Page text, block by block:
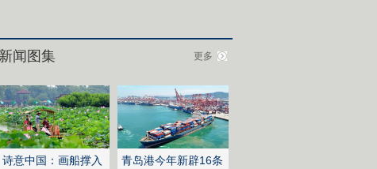
新闻图集 更多
诗意中国：画船撑入
青岛港今年新辟16条